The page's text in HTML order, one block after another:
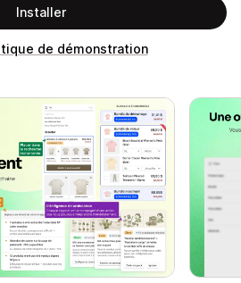
Installer
de démonstration